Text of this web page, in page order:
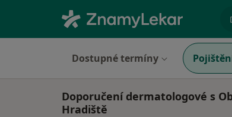
Dostupné termíny
Doporučení dermatologové s
Hradiště